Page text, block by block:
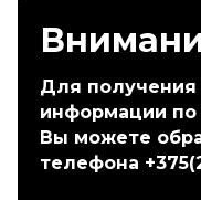
Для
информации по
Вы можете
телефона